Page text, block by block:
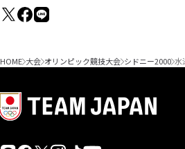
HOME 大会 オリンピック競技大会 シドニー2000 水